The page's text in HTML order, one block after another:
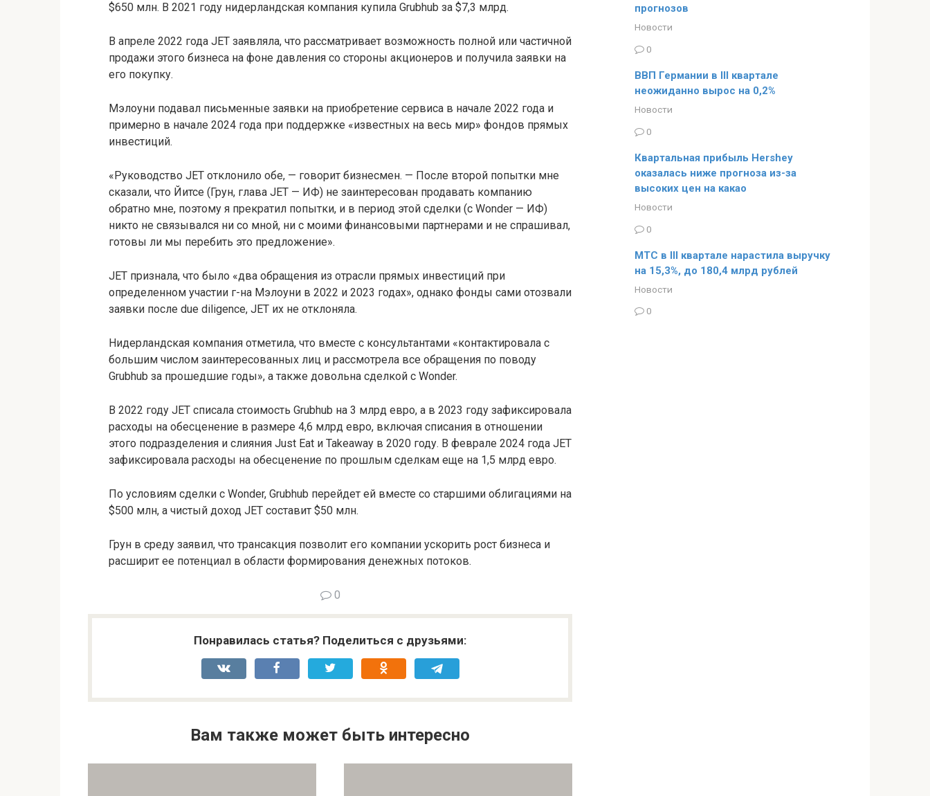
$650 млн. В 2021 году нидерландская компания купила Grubhub за $7,3 млрд.
В апреле 2022 года JET заявляла, что рассматривает возможность полной или частичной
продажи этого бизнеса на фоне давления со стороны акционеров и получила заявки на
его покупку.
Мэлоуни подавал письменные заявки на приобретение сервиса в начале 2022 года и
примерно в начале 2024 года при поддержке «известных на весь мир» фондов прямых
инвестиций.
«Руководство JET отклонило обе, — говорит бизнесмен. — После второй попытки мне
сказали, что Йитсе (Грун, глава JET — ИФ) не заинтересован продавать компанию
обратно мне, поэтому я прекратил попытки, и в период этой сделки (с Wonder — ИФ)
никто не связывался ни со мной, ни с моими финансовыми партнерами и не спрашивал,
готовы ли мы перебить это предложение».
JET признала, что было «два обращения из отрасли прямых инвестиций при
определенном участии г-на Мэлоуни в 2022 и 2023 годах», однако фонды сами отозвали
заявки после due diligence, JET их не отклоняла.
Нидерландская компания отметила, что вместе с консультантами «контактировала с
большим числом заинтересованных лиц и рассмотрела все обращения по поводу
Grubhub за прошедшие годы», а также довольна сделкой с Wonder.
В 2022 году JET списала стоимость Grubhub на 3 млрд евро, а в 2023 году зафиксировала
расходы на обесценение в размере 4,6 млрд евро, включая списания в отношении
этого подразделения и слияния Just Eat и Takeaway в 2020 году. В феврале 2024 года JET
зафиксировала расходы на обесценение по прошлым сделкам еще на 1,5 млрд евро.
По условиям сделки с Wonder, Grubhub перейдет ей вместе со старшими облигациями на
$500 млн, а чистый доход JET составит $50 млн.
Грун в среду заявил, что трансакция позволит его компании ускорить рост бизнеса и
расширит ее потенциал в области формирования денежных потоков.
0
Понравилась статья? Поделиться с друзьями:
Вам также может быть интересно
прогнозов
Новости
0
ВВП Германии в III квартале
неожиданно вырос на 0,2%
Новости
0
Квартальная прибыль Hershey
оказалась ниже прогноза из-за
высоких цен на какао
Новости
0
МТС в III квартале нарастила выручку
на 15,3%, до 180,4 млрд рублей
Новости
0